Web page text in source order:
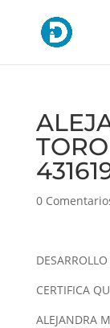
0
CERTIFICA
ALEJANDRA